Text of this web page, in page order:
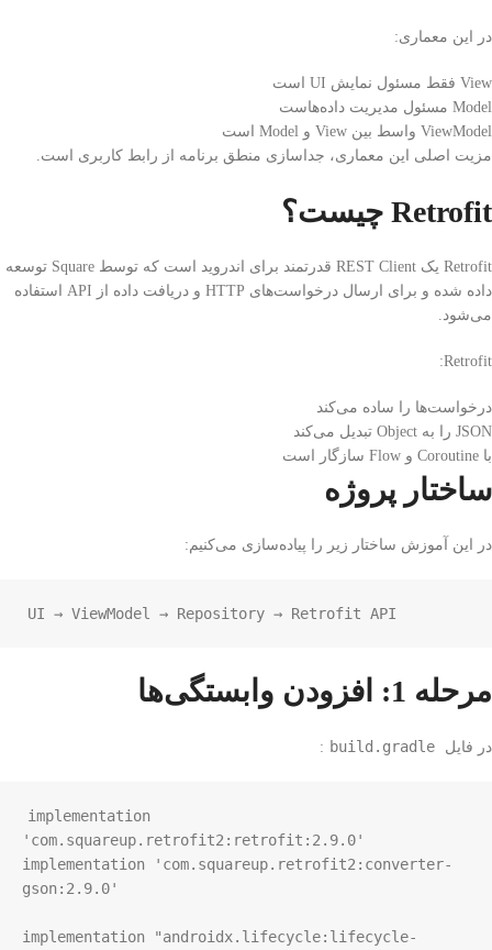
در این معماری:
View فقط مسئول نمایش UI است
Model مسئول مدیریت داده‌هاست
ViewModel واسط بین View و Model است
مزیت اصلی این معماری، جداسازی منطق برنامه از رابط کاربری است.
Retrofit چیست؟
Retrofit یک REST Client قدرتمند برای اندروید است که توسط Square توسعه
داده شده و برای ارسال درخواست‌های HTTP و دریافت داده از API استفاده
می‌شود.
Retrofit:
درخواست‌ها را ساده می‌کند
JSON را به Object تبدیل می‌کند
با Coroutine و Flow سازگار است
ساختار پروژه
در این آموزش ساختار زیر را پیاده‌سازی می‌کنیم:
UI → ViewModel → Repository → Retrofit API
مرحله 1: افزودن وابستگی‌ها
در فایل build.gradle
:
implementation
'com.squareup.retrofit2:retrofit:2.9.0'
implementation 'com.squareup.retrofit2:converter-
gson:2.9.0'
implementation "androidx.lifecycle:lifecycle-